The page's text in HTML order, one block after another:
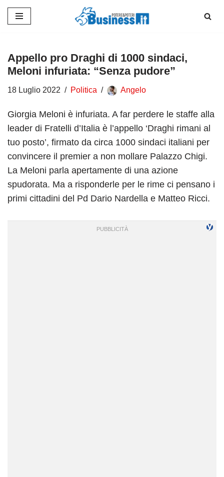
contenuto
Appello pro Draghi di 1000 sindaci,
Meloni infuriata: “Senza pudore”
18 Luglio 2022 Politica Angelo
Giorgia Meloni è infuriata. A far perdere le staffe alla
leader di Fratelli d’Italia è l’appello ‘Draghi rimani al
tuo posto’, firmato da circa 1000 sindaci italiani per
convincere il premier a non mollare Palazzo Chigi.
La Meloni parla apertamente di una azione
spudorata. Ma a risponderle per le rime ci pensano i
primi cittadini del Pd Dario Nardella e Matteo Ricci.